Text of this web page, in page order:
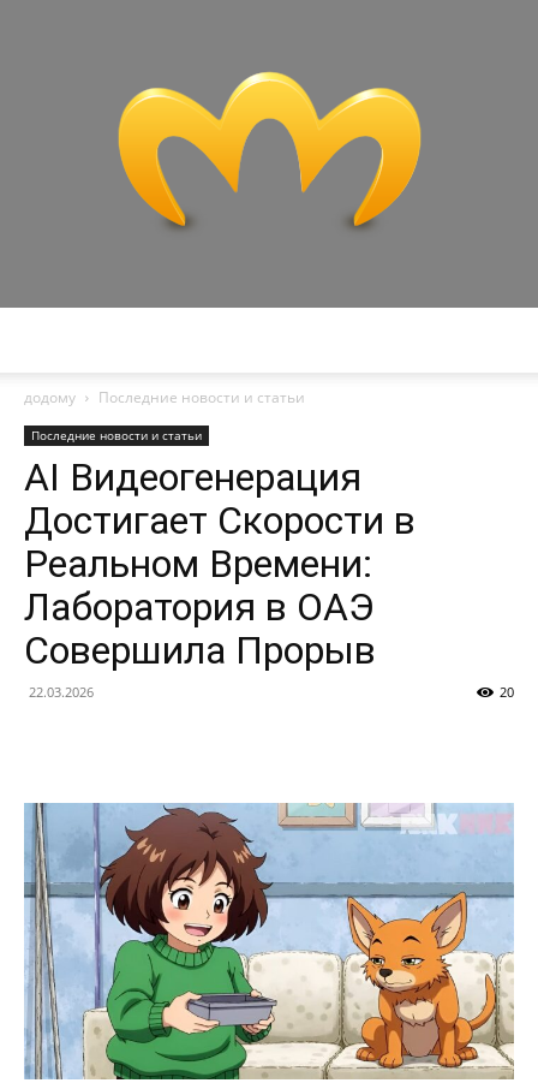
додому
Последние новости и статьи
Последние новости и статьи
AI Видеогенерация
Достигает Скорости в
Реальном Времени:
Лаборатория в ОАЭ
Совершила Прорыв
22.03.2026 20